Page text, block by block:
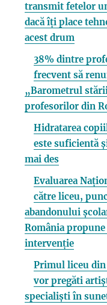
transmit fetelor
dacă îți place
acest drum
38% dintre
frecvent să
„Barometrul
profesorilor din
Hidratarea
este suficientă
mai des
Evaluarea
către liceu,
abandonului
România
intervenție
Primul liceu din
vor pregăti
specialiști în